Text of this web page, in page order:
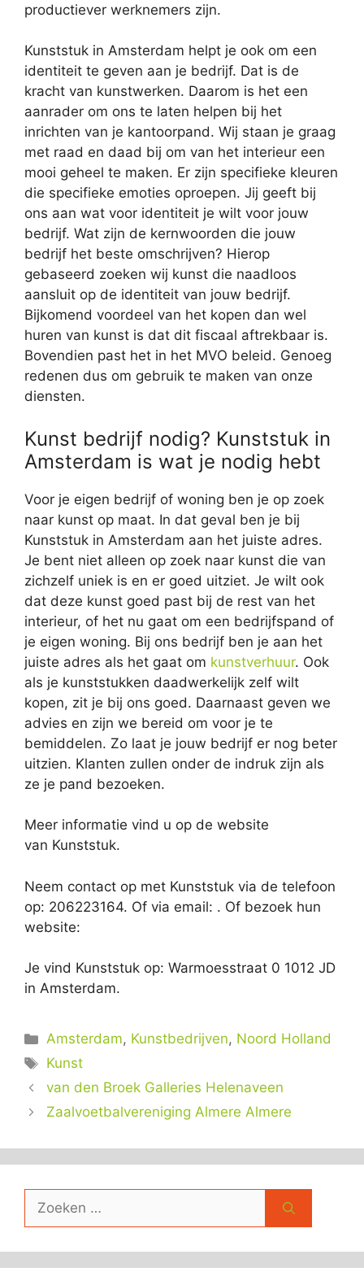
productiever werknemers zijn.
Kunststuk in Amsterdam helpt je ook om een
identiteit te geven aan je bedrijf. Dat is de
kracht van kunstwerken. Daarom is het een
aanrader om ons te laten helpen bij het
inrichten van je kantoorpand. Wij staan je graag
met raad en daad bij om van het interieur een
mooi geheel te maken. Er zijn specifieke kleuren
die specifieke emoties oproepen. Jij geeft bij
ons aan wat voor identiteit je wilt voor jouw
bedrijf. Wat zijn de kernwoorden die jouw
bedrijf het beste omschrijven? Hierop
gebaseerd zoeken wij kunst die naadloos
aansluit op de identiteit van jouw bedrijf.
Bijkomend voordeel van het kopen dan wel
huren van kunst is dat dit fiscaal aftrekbaar is.
Bovendien past het in het MVO beleid. Genoeg
redenen dus om gebruik te maken van onze
diensten.
Kunst bedrijf nodig? Kunststuk in
Amsterdam is wat je nodig hebt
Voor je eigen bedrijf of woning ben je op zoek
naar kunst op maat. In dat geval ben je bij
Kunststuk in Amsterdam aan het juiste adres.
Je bent niet alleen op zoek naar kunst die van
zichzelf uniek is en er goed uitziet. Je wilt ook
dat deze kunst goed past bij de rest van het
interieur, of het nu gaat om een bedrijfspand of
je eigen woning. Bij ons bedrijf ben je aan het
juiste adres als het gaat om kunstverhuur. Ook
als je kunststukken daadwerkelijk zelf wilt
kopen, zit je bij ons goed. Daarnaast geven we
advies en zijn we bereid om voor je te
bemiddelen. Zo laat je jouw bedrijf er nog beter
uitzien. Klanten zullen onder de indruk zijn als
ze je pand bezoeken.
Meer informatie vind u op de website
van Kunststuk.
Neem contact op met Kunststuk via de telefoon
op: 206223164. Of via email: . Of bezoek hun
website:
Je vind Kunststuk op: Warmoesstraat 0 1012 JD
in Amsterdam.
Categorieën
Amsterdam, Kunstbedrijven, Noord Holland
Tags
Kunst
van den Broek Galleries Helenaveen
Zaalvoetbalvereniging Almere Almere
Zoek